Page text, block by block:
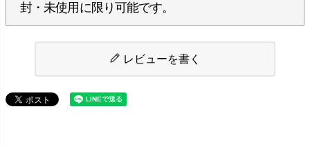
封・未使用に限り可能です。
レビューを書く